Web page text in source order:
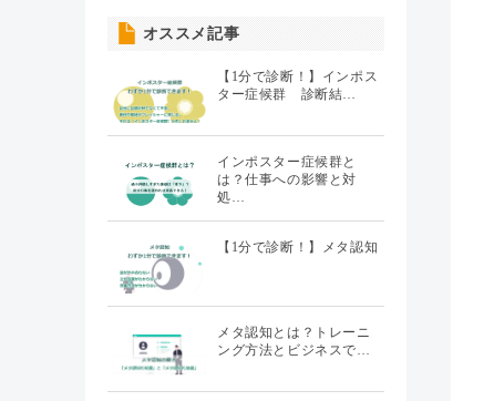
オススメ記事
【1分で診断！】インポス
ター症候群 診断結…
インポスター症候群と
は？仕事への影響と対
処…
【1分で診断！】メタ認知
メタ認知とは？トレーニ
ング方法とビジネスで…